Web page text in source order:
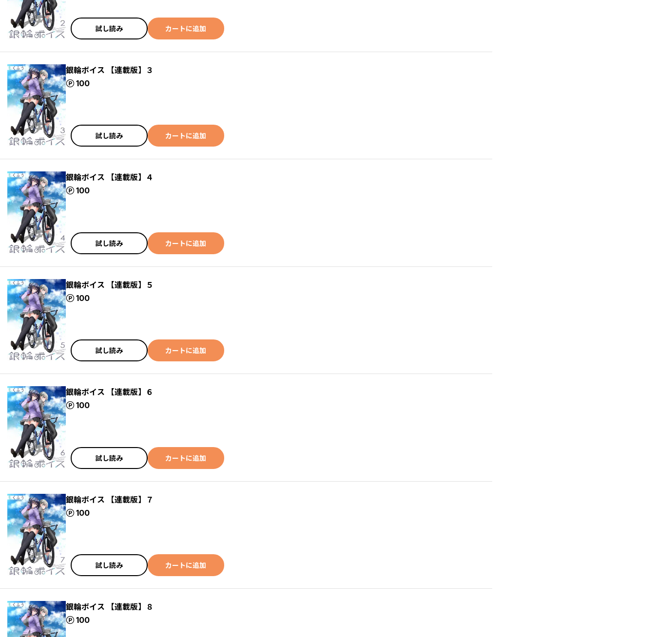
試し読み カートに追加
銀輪ボイス 【連載版】３
100
ポイント
試し読み カートに追加
銀輪ボイス 【連載版】４
100
ポイント
試し読み カートに追加
銀輪ボイス 【連載版】５
100
ポイント
試し読み カートに追加
銀輪ボイス 【連載版】６
100
ポイント
試し読み カートに追加
銀輪ボイス 【連載版】７
100
ポイント
試し読み カートに追加
銀輪ボイス 【連載版】８
100
ポイント